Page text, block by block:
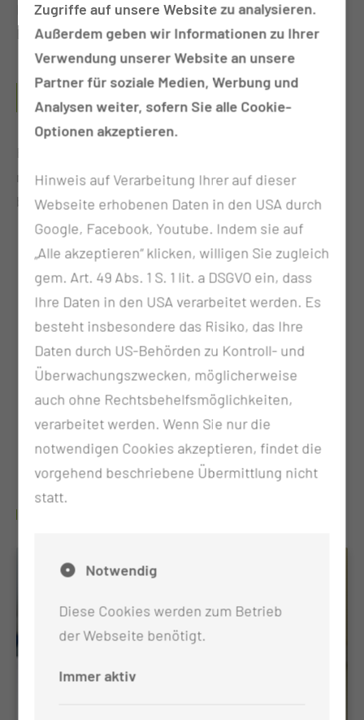
Befunde und ggf. Röntgen- oder CT/MRT-
Bildgebungen mit.
BEI WELCHEN KRANKHEITSBILDERN WIRD DIE
BEHANDLUNG DURCHGEFÜHRT?
Eine Vielzahl gutartiger Erkrankungen können
mittels Bestrahlung therapiert werden, wie
bespielhaft:
Erkrankungen an Gelenken, Bändern und
Sehnen, wie z. B. Fersensporn,
Tennisellenbogen, Gelenkarthrosen, Sehnen-
und Schleimbeutelentzündungen
Bestrahlungen der männlichen Brustdrüsen
zur Vermeidung von Wachstum unter
Hormonbehandlungen vorsorglich oder auch
therapeutisch
Bindegewebsveränderungen wie Morbus
Dupuytren, Morbus Ledderhose, Keloide
Zugriffe auf unsere Website zu analysieren.
Außerdem geben wir Informationen zu Ihrer
Verwendung unserer Website an unsere
Partner für soziale Medien, Werbung und
Analysen weiter, sofern Sie alle Cookie-
Optionen akzeptieren.
Hinweis auf Verarbeitung Ihrer auf dieser
Webseite erhobenen Daten in den USA durch
Google, Facebook, Youtube. Indem sie auf
„Alle akzeptieren“ klicken, willigen Sie zugleich
gem. Art. 49 Abs. 1 S. 1 lit. a DSGVO ein, dass
Ihre Daten in den USA verarbeitet werden. Es
besteht insbesondere das Risiko, das Ihre
Daten durch US-Behörden zu Kontroll- und
Überwachungszwecken, möglicherweise
auch ohne Rechtsbehelfsmöglichkeiten,
verarbeitet werden. Wenn Sie nur die
notwendigen Cookies akzeptieren, findet die
vorgehend beschriebene Übermittlung nicht
statt.
Notwendig
Diese Cookies werden zum Betrieb
der Webseite benötigt.
Immer aktiv